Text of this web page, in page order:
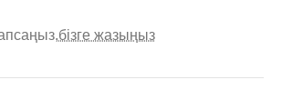
бізге жазыңыз